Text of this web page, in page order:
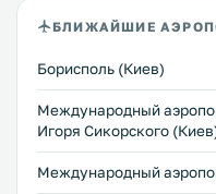
БЛИЖАЙШИЕ
Борисполь (Киев)
Международный
Игоря Сикорского
Международный